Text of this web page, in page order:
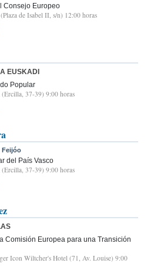
Consejo Europeo
de Isabel II, s/n) 12:00 horas
EUSKADI
Popular
37-39) 9:00 horas
Feijóo
del País Vasco
37-39) 9:00 horas
Comisión Europea para una Transición
Icon Wiltcher's Hotel (71, Av. Louise) 9:00